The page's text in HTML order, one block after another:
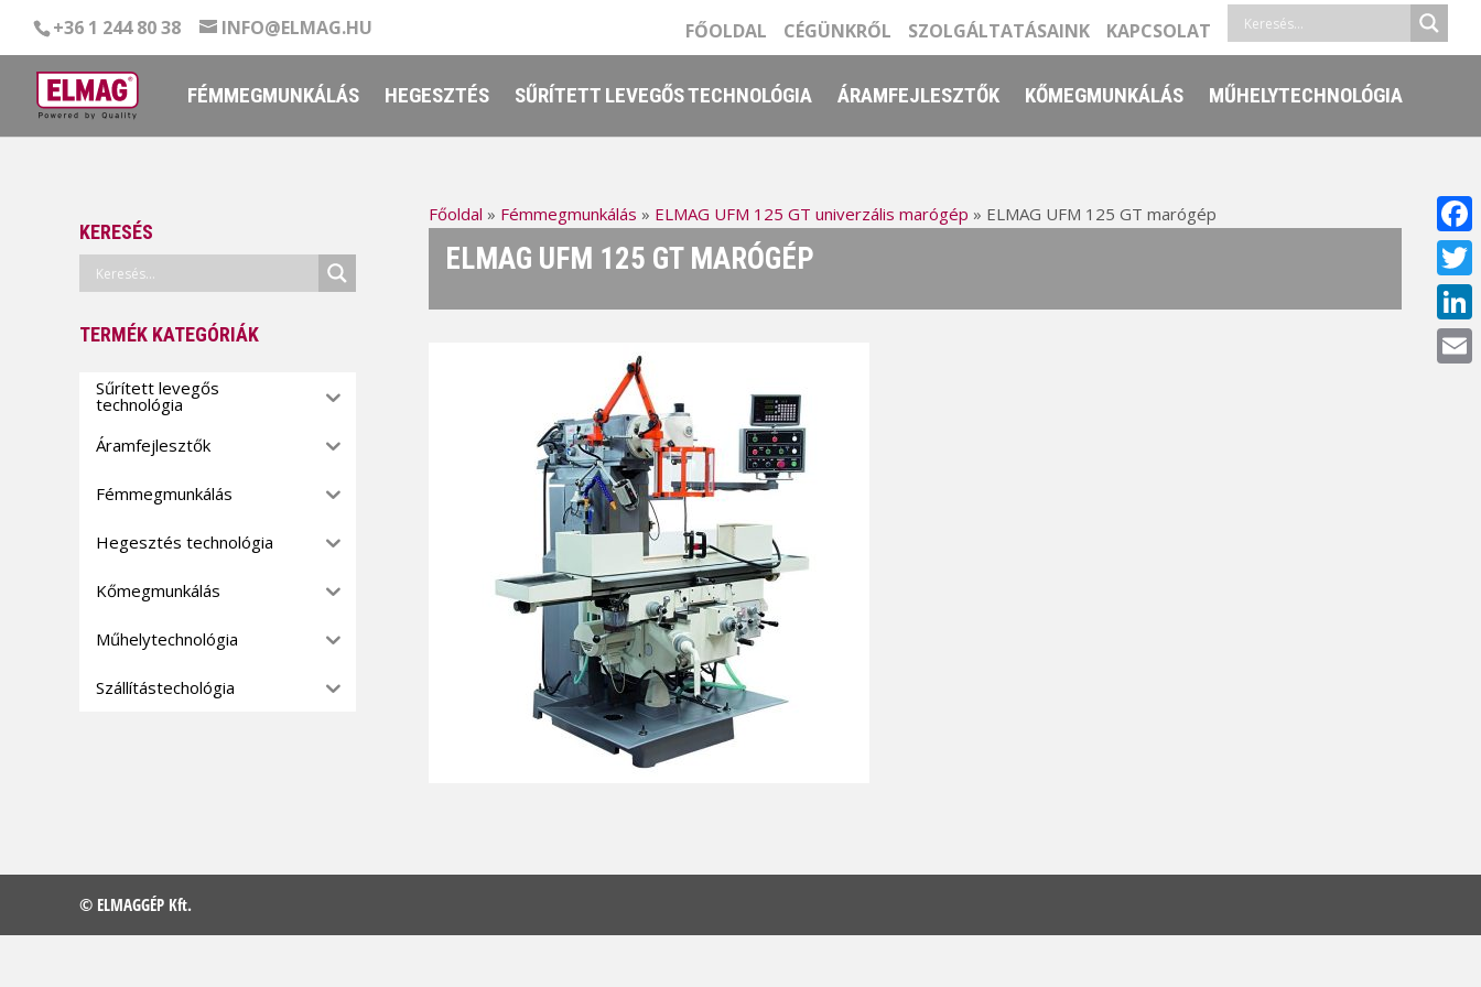
+36 1 244 80 38 INFO@ELMAG.HU FŐOLDAL CÉGÜNKRŐL SZOLGÁLTATÁSAINK KAPCSOLAT
FÉMMEGMUNKÁLÁS HEGESZTÉS SŰRÍTETT LEVEGŐS TECHNOLÓGIA ÁRAMFEJLESZTŐK KŐMEGMUNKÁLÁS MŰHELYTECHNOLÓGIA
Főoldal » Fémmegmunkálás » ELMAG UFM 125 GT univerzális marógép » ELMAG UFM 125 GT marógép
ELMAG UFM 125 GT MARÓGÉP
KERESÉS
TERMÉK KATEGÓRIÁK
Sűrített levegős
technológia
Áramfejlesztők
Fémmegmunkálás
Hegesztés technológia
Kőmegmunkálás
Műhelytechnológia
Szállítástechológia
© ELMAGGÉP Kft.